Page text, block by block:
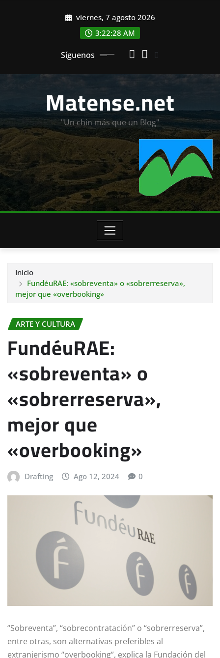
viernes, 7 agosto 2026
3:22:30 AM
Síguenos
Matense.net
"Un chin más que un Blog"
Inicio
FundéuRAE: «sobreventa» o «sobrerreserva»,
mejor que «overbooking»
ARTE Y CULTURA
FundéuRAE:
«sobreventa» o
«sobrerreserva»,
mejor que
«overbooking»
Drafting Ago 12, 2024 0
“Sobreventa”, “sobrecontratación” o “sobrerreserva”,
entre otras, son alternativas preferibles al
extranjerismo “overbooking”, explica la Fundación del